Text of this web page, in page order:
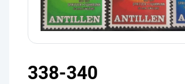
338-340